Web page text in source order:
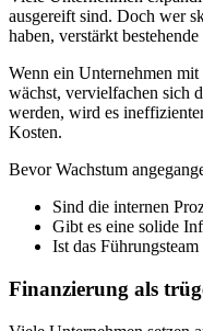
ausgereift sind. Doch wer
haben, verstärkt
Wenn ein Unternehmen
wächst, vervielfachen sich
werden, wird es
Kosten.
Bevor Wachstum
Sind die internen
Gibt es eine solide
Ist das
Finanzierung als